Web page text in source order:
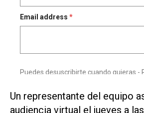
Un representante ‌del equipo
audiencia ⁠virtual el jueves a